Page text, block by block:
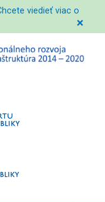
viedieť viac o
❌